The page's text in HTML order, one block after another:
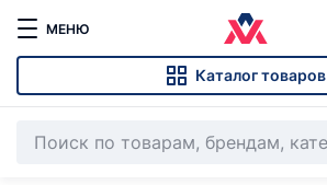
МЕНЮ
Каталог товаров